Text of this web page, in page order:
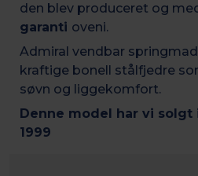
den blev produceret og
garanti oveni.
Admiral vendbar
kraftige bonell stålfjedre
søvn og liggekomfort.
Denne model har vi
1999